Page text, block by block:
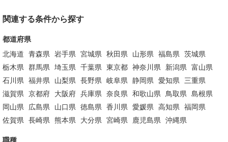
関連する条件から探す
都道府県
北海道
青森県 岩手県 宮城県 秋田県 山形県 福島県
茨城県
栃木県
群馬県 埼玉県 千葉県 東京都 神奈川県 新潟県
富山県
石川県
福井県 山梨県 長野県 岐阜県 静岡県 愛知県
三重県
滋賀県
京都府 大阪府 兵庫県 奈良県 和歌山県 鳥取県
島根県
岡山県
広島県 山口県 徳島県 香川県 愛媛県 高知県
福岡県
佐賀県
長崎県 熊本県 大分県 宮崎県 鹿児島県 沖縄県
職種